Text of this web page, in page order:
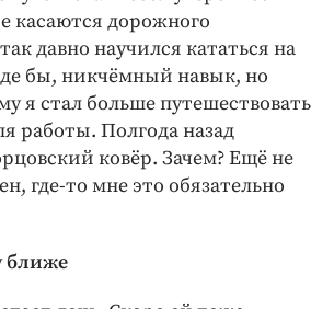
касаются дорожного
давно научился кататься на
бы, никчёмный навык, но
я стал больше путешествовать
работы. Полгода назад
ковёр. Зачем? Ещё не
где-то мне это обязательно
ближе